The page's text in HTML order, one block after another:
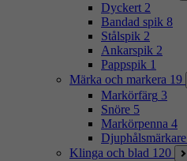
Dyckert 2
Bandad spik 8
Stålspik 2
Ankarspik 2
Pappspik 1
Märka och markera 19
Markörfärg 3
Snöre 5
Markörpenna 4
Djuphålsmärkare
Klinga och blad 120